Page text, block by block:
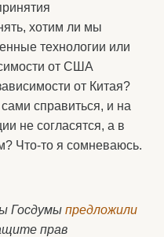
хотим ли мы
технологии или
от США
от Китая?
справиться, и на
не согласятся, а в
Что-то я сомневаюсь.
Госдумы предложили
прав